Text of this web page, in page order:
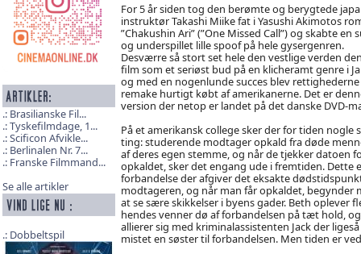
Brasilianske Fil...
Tyskefilmdage, 1...
Scificon Afvikle...
Berlinalen Nr. 7...
Franske Filmmand...
Se alle artikler
Dobbeltspil
For 5 år siden tog den berømte og berygtede
instruktør Takashi Miike fat i Yasushi Akimotos
”Chakushin Ari” (”One Missed Call”) og skabte en
og underspillet lille spoof på hele gysergenren.
Desværre så stort set hele den vestlige verden
film som et seriøst bud på en klicheramt genre i
og med en nogenlunde succes blev
remake hurtigt købt af amerikanerne. Det er
version der netop er landet på det danske DVD-
På et amerikansk college sker der for tiden nogle
ting: studerende modtager opkald fra døde
af deres egen stemme, og når de tjekker datoen
opkaldet, sker det engang ude i fremtiden. Dette
forbandelse der afgiver det eksakte
modtageren, og når man får opkaldet, begynder
at se sære skikkelser i byens gader. Beth oplever
hendes venner dø af forbandelsen på tæt hold, og
allierer sig med kriminalassistenten Jack der
mistet en søster til forbandelsen. Men tiden er